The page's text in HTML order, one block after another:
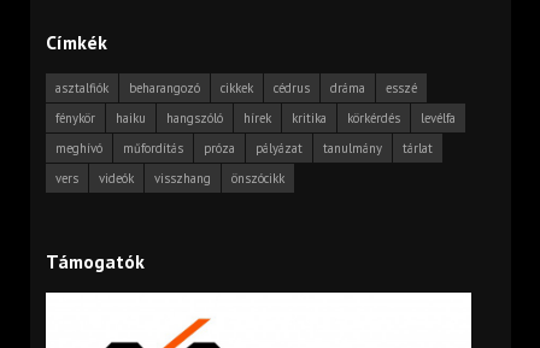
Címkék
asztalfiók beharangozó cikkek cédrus dráma
esszé
fénykör
haiku hangszóló hírek kritika körkérdés
levélfa
meghívó
műfordítás próza pályázat tanulmány
tárlat
vers
videók visszhang önszócikk
Támogatók